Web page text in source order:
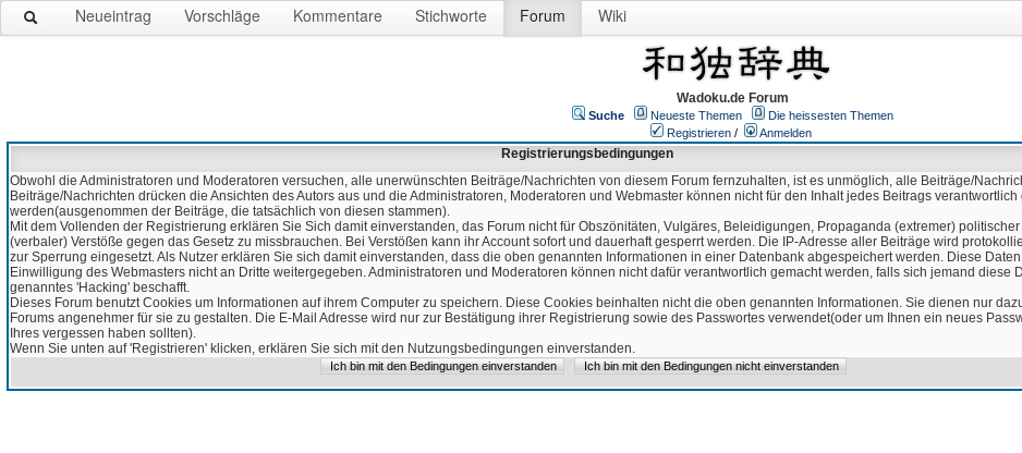
Neueintrag Vorschläge Kommentare Stichworte Forum Wiki
Wadoku.de Forum
Suche Neueste Themen
Die heissesten Themen
Registrieren / Anmelden
Registrierungsbedingungen
Obwohl die Administratoren und Moderatoren versuchen, alle unerwünschten Beiträge/Nachrichten von diesem Forum fernzuhalten, ist es unmöglich, alle Beiträge/
Beiträge/Nachrichten drücken die Ansichten des Autors aus und die Administratoren, Moderatoren und Webmaster können nicht für den Inhalt jedes Beitrags verantwortlich
werden(ausgenommen der Beiträge, die tatsächlich von diesen stammen).
Mit dem Vollenden der Registrierung erklären Sie Sich damit einverstanden, das Forum nicht für Obszönitäten, Vulgäres, Beleidigungen, Propaganda (extremer)
(verbaler) Verstöße gegen das Gesetz zu missbrauchen. Bei Verstößen kann ihr Account sofort und dauerhaft gesperrt werden. Die IP-Adresse aller Beiträge wird
zur Sperrung eingesetzt. Als Nutzer erklären Sie sich damit einverstanden, dass die oben genannten Informationen in einer Datenbank abgespeichert werden. Diese
Einwilligung des Webmasters nicht an Dritte weitergegeben. Administratoren und Moderatoren können nicht dafür verantwortlich gemacht werden, falls sich jemand diese
genanntes 'Hacking' beschafft.
Dieses Forum benutzt Cookies um Informationen auf ihrem Computer zu speichern. Diese Cookies beinhalten nicht die oben genannten Informationen. Sie dienen nur
Forums angenehmer für sie zu gestalten. Die E-Mail Adresse wird nur zur Bestätigung ihrer Registrierung sowie des Passwortes verwendet(oder um Ihnen ein neues
Ihres vergessen haben sollten).
Wenn Sie unten auf 'Registrieren' klicken, erklären Sie sich mit den Nutzungsbedingungen einverstanden.